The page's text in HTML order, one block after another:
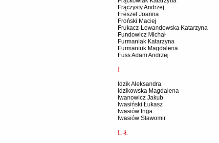
Frączysty Andrzej
Freszel Joanna
Froński Maciej
Frukacz-Lewandowska Katarzyna
Fundowicz Michał
Furmaniak Katarzyna
Furmaniuk Magdalena
Fuss Adam Andrzej
I
Idzik Aleksandra
Idzikowska Magdalena
Iwanowicz Jakub
Iwasiński Łukasz
Iwasiów Inga
Iwasiów Sławomir
L-Ł